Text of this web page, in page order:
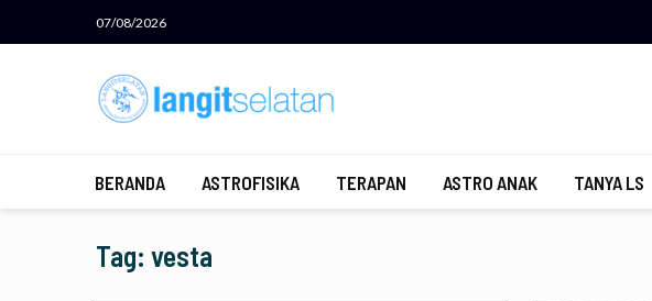
07/08/2026
BERANDA ASTROFISIKA TERAPAN ASTRO ANAK TANYA LS
Tag: vesta